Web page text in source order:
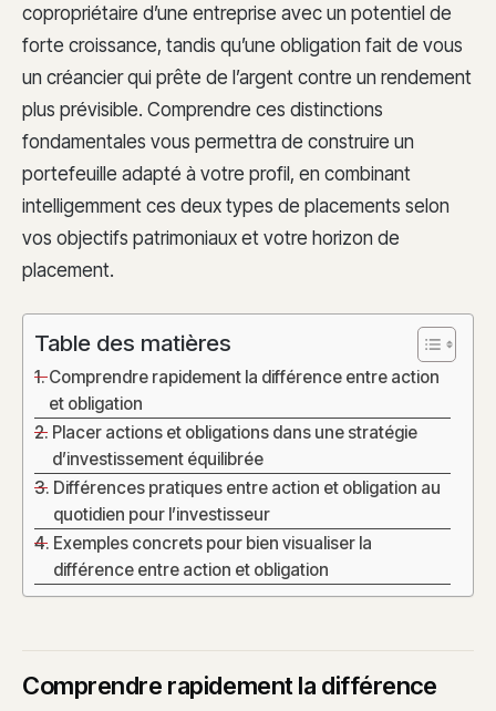
copropriétaire d’une entreprise avec un potentiel de
forte croissance, tandis qu’une obligation fait de vous
un créancier qui prête de l’argent contre un rendement
plus prévisible. Comprendre ces distinctions
fondamentales vous permettra de construire un
portefeuille adapté à votre profil, en combinant
intelligemment ces deux types de placements selon
vos objectifs patrimoniaux et votre horizon de
placement.
Table des matières
Comprendre rapidement la différence entre action
et obligation
Placer actions et obligations dans une stratégie
d’investissement équilibrée
Différences pratiques entre action et obligation au
quotidien pour l’investisseur
Exemples concrets pour bien visualiser la
différence entre action et obligation
Comprendre rapidement la différence